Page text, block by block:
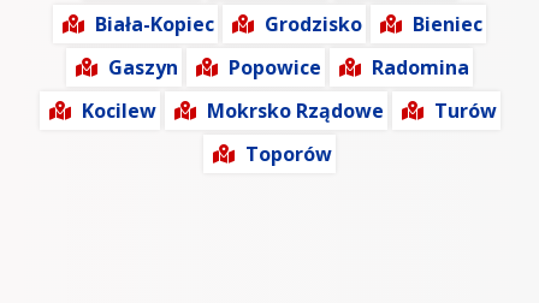
Biała-Kopiec
Grodzisko
Bieniec
Gaszyn
Popowice
Radomina
Kocilew
Mokrsko Rządowe
Turów
Toporów